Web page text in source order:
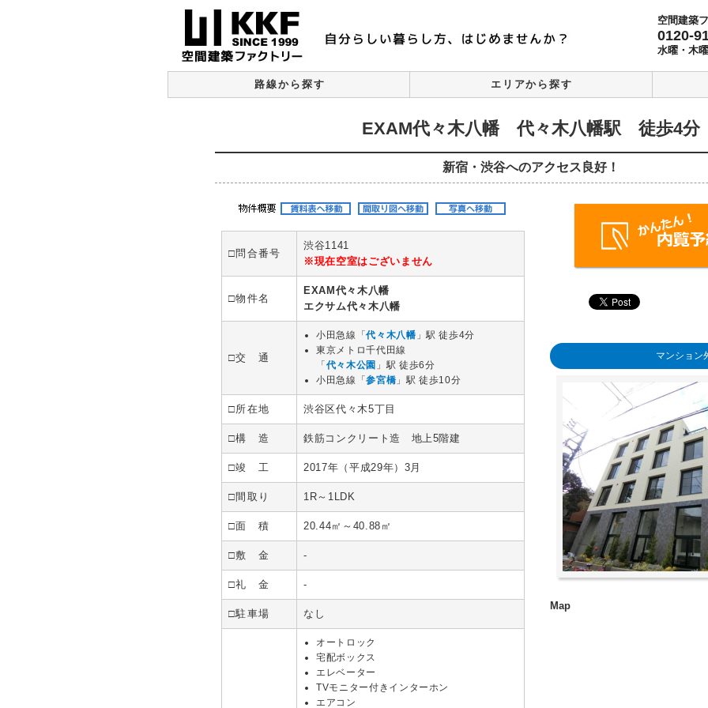
空間建築
0120-
水曜・木
路線から探す エリアから探す
EXAM代々木八幡 代々木八幡駅 徒歩4分
新宿・渋谷へのアクセス良好！
□問合番号
渋谷1141
※現在空室はございません
□物件名
EXAM代々木八幡
エクサム代々木八幡
□交 通
小田急線「代々木八幡 」駅 徒歩4分
東京メトロ千代田線
「 代々木公園 」駅 徒歩6分
小田急線「参宮橋 」駅 徒歩10分
□所在地 渋谷区代々木5丁目
□構 造 鉄筋コンクリート造 地上5階建
□竣 工 2017年（平成29年）3月
□間取り 1R～1LDK
□面 積 20.44㎡～40.88㎡
□敷 金 -
□礼 金 -
□駐車場 なし
オートロック
宅配ボックス
エレベーター
TVモニター付きインターホン
エアコン
マンション